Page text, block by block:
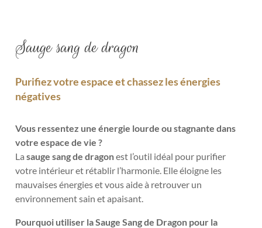
Sauge sang de dragon
Purifiez votre espace et chassez les énergies
négatives
Vous ressentez une énergie lourde ou stagnante dans
votre espace de vie ?
Lasauge sang de dragonest l’outil idéal pour purifier
votre intérieur et rétablir l’harmonie. Elle éloigne les
mauvaises énergies et vous aide à retrouver un
environnement sain et apaisant.
Pourquoi utiliser la Sauge Sang de Dragon pour la